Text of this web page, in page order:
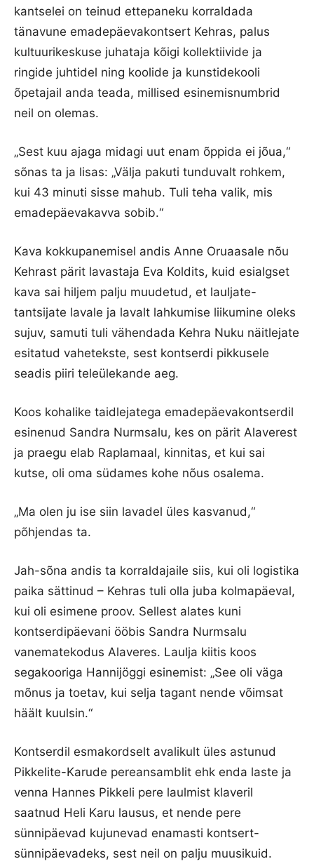
kantselei on teinud ettepaneku korraldada
tänavune emadepäevakontsert Kehras, palus
kultuurikeskuse juhataja kõigi kollektiivide ja
ringide juhtidel ning koolide ja kunstidekooli
õpetajail anda teada, millised esinemisnumbrid
neil on olemas.
„Sest kuu ajaga midagi uut enam õppida ei jõua,“
sõnas ta ja lisas: „Välja pakuti tunduvalt rohkem,
kui 43 minuti sisse mahub. Tuli teha valik, mis
emadepäevakavva sobib.“
Kava kokkupanemisel andis Anne Oruaasale nõu
Kehrast pärit lavastaja Eva Koldits, kuid esialgset
kava sai hiljem palju muudetud, et lauljate-
tantsijate lavale ja lavalt lahkumise liikumine oleks
sujuv, samuti tuli vähendada Kehra Nuku näitlejate
esitatud vahetekste, sest kontserdi pikkusele
seadis piiri teleülekande aeg.
Koos kohalike taidlejatega emadepäevakontserdil
esinenud Sandra Nurmsalu, kes on pärit Alaverest
ja praegu elab Raplamaal, kinnitas, et kui sai
kutse, oli oma südames kohe nõus osalema.
„Ma olen ju ise siin lavadel üles kasvanud,“
põhjendas ta.
Jah-sõna andis ta korraldajaile siis, kui oli logistika
paika sättinud – Kehras tuli olla juba kolmapäeval,
kui oli esimene proov. Sellest alates kuni
kontserdipäevani ööbis Sandra Nurmsalu
vanematekodus Alaveres. Laulja kiitis koos
segakooriga Hannijöggi esinemist: „See oli väga
mõnus ja toetav, kui selja tagant nende võimsat
häält kuulsin.“
Kontserdil esmakordselt avalikult üles astunud
Pikkelite-Karude pereansamblit ehk enda laste ja
venna Hannes Pikkeli pere laulmist klaveril
saatnud Heli Karu lausus, et nende pere
sünnipäevad kujunevad enamasti kontsert-
sünnipäevadeks, sest neil on palju muusikuid.